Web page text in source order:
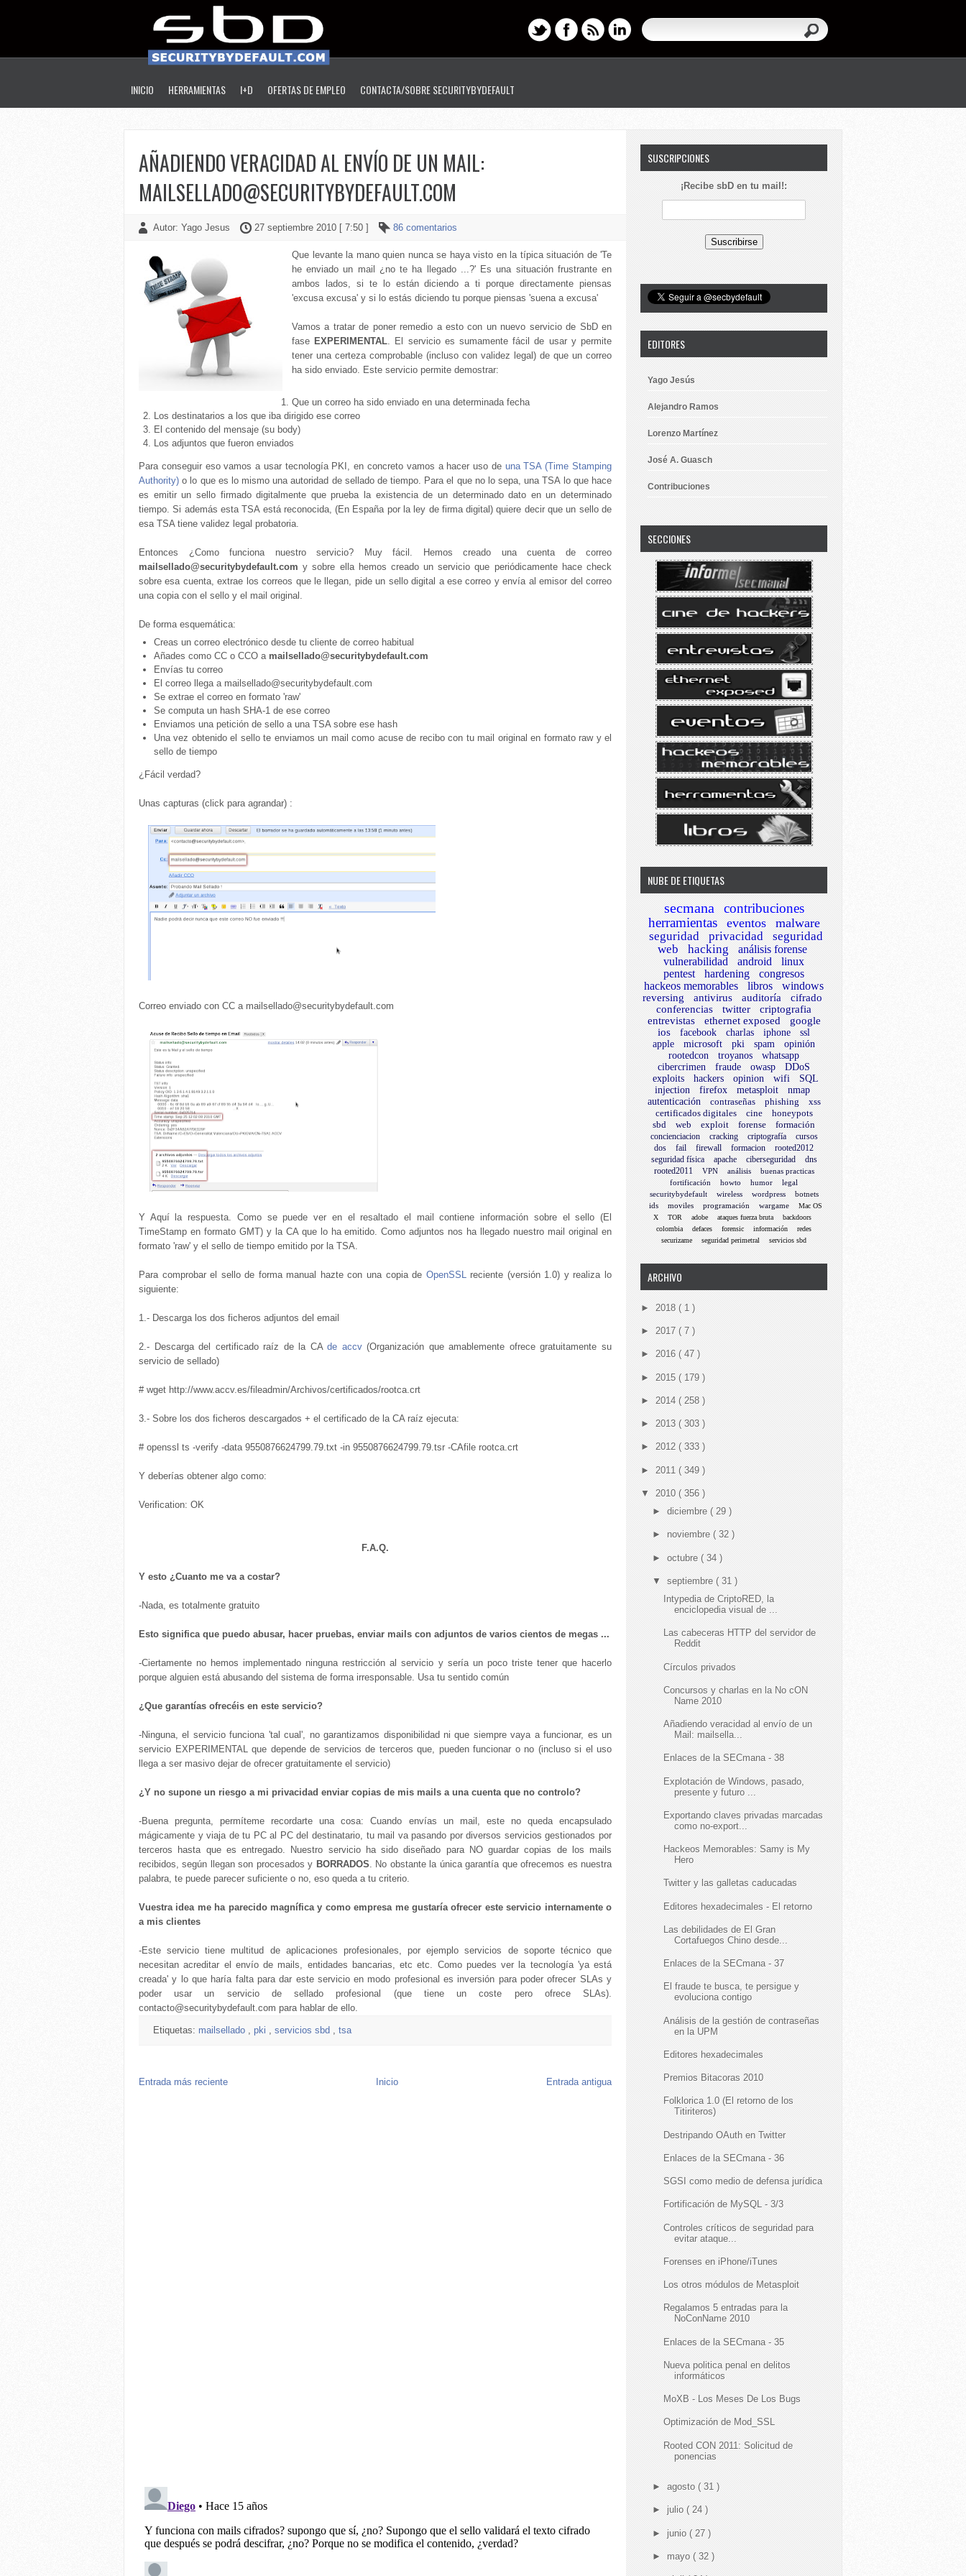
INICIO HERRAMIENTAS I+D OFERTAS DE EMPLEO CONTACTA/SOBRE SECURITYBYDEFAULT
AÑADIENDO VERACIDAD AL ENVÍO DE UN MAIL:
MAILSELLADO@SECURITYBYDEFAULT.COM
Autor: Yago Jesus 27 septiembre 2010 [ 7:50 ] 86 comentarios
Que levante la mano quien nunca se haya visto en la típica situación de 'Te
he enviado un mail ¿no te ha llegado ...?' Es una situación frustrante en
ambos lados, si te lo están diciendo a ti porque directamente piensas
'excusa excusa' y si lo estás diciendo tu porque piensas 'suena a excusa'
Vamos a tratar de poner remedio a esto con un nuevo servicio de SbD en
fase EXPERIMENTAL. El servicio es sumamente fácil de usar y permite
tener una certeza comprobable (incluso con validez legal) de que un correo
ha sido enviado. Este servicio permite demostrar:
Que un correo ha sido enviado en una determinada fecha
Los destinatarios a los que iba dirigido ese correo
El contenido del mensaje (su body)
Los adjuntos que fueron enviados
Para conseguir eso vamos a usar tecnología PKI, en concreto vamos a hacer uso de una TSA (Time Stamping
Authority) o lo que es lo mismo una autoridad de sellado de tiempo. Para el que no lo sepa, una TSA lo que hace
es emitir un sello firmado digitalmente que prueba la existencia de un determinado dato en un determinado
tiempo. Si además esta TSA está reconocida, (En España por la ley de firma digital) quiere decir que un sello de
esa TSA tiene validez legal probatoria.
Entonces ¿Como funciona nuestro servicio? Muy fácil. Hemos creado una cuenta de correo
mailsellado@securitybydefault.comy sobre ella hemos creado un servicio que periódicamente hace check
sobre esa cuenta, extrae los correos que le llegan, pide un sello digital a ese correo y envía al emisor del correo
una copia con el sello y el mail original.
De forma esquemática:
Creas un correo electrónico desde tu cliente de correo habitual
Añades como CC o CCO a mailsellado@securitybydefault.com
Envías tu correo
El correo llega a mailsellado@securitybydefault.com
Se extrae el correo en formato 'raw'
Se computa un hash SHA-1 de ese correo
Enviamos una petición de sello a una TSA sobre ese hash
Una vez obtenido el sello te enviamos un mail como acuse de recibo con tu mail original en formato raw y el
sello de tiempo
¿Fácil verdad?
Unas capturas (click para agrandar) :
Correo enviado con CC a mailsellado@securitybydefault.com
Y Aquí la respuesta. Como se puede ver en el resaltado el mail contiene información sobre el sello (El
TimeStamp en formato GMT) y la CA que lo ha emitido. Como adjuntos nos ha llegado nuestro mail original en
formato 'raw' y el sello de tiempo emitido por la TSA.
Para comprobar el sello de forma manual hazte con una copia de OpenSSLreciente (versión 1.0) y realiza lo
siguiente:
1.- Descarga los dos ficheros adjuntos del email
2.- Descarga del certificado raíz de la CAde accv(Organización que amablemente ofrece gratuitamente su
servicio de sellado)
# wget http://www.accv.es/fileadmin/Archivos/certificados/rootca.crt
3.- Sobre los dos ficheros descargados + el certificado de la CA raíz ejecuta:
# openssl ts -verify -data 9550876624799.79.txt -in 9550876624799.79.tsr -CAfile rootca.crt
Y deberías obtener algo como:
Verification: OK
F.A.Q.
Y esto ¿Cuanto me va a costar?
-Nada, es totalmente gratuito
Esto significa que puedo abusar, hacer pruebas, enviar mails con adjuntos de varios cientos de megas ...
-Ciertamente no hemos implementado ninguna restricción al servicio y sería un poco triste tener que hacerlo
porque alguien está abusando del sistema de forma irresponsable. Usa tu sentido común
¿Que garantías ofrecéis en este servicio?
-Ninguna, el servicio funciona 'tal cual', no garantizamos disponibilidad ni que siempre vaya a funcionar, es un
servicio EXPERIMENTAL que depende de servicios de terceros que, pueden funcionar o no (incluso si el uso
llega a ser masivo dejar de ofrecer gratuitamente el servicio)
¿Y no supone un riesgo a mi privacidad enviar copias de mis mails a una cuenta que no controlo?
-Buena pregunta, permíteme recordarte una cosa: Cuando envías un mail, este no queda encapsulado
mágicamente y viaja de tu PC al PC del destinatario, tu mail va pasando por diversos servicios gestionados por
terceros hasta que es entregado. Nuestro servicio ha sido diseñado para NO guardar copias de los mails
recibidos, según llegan son procesados y BORRADOS. No obstante la única garantía que ofrecemos es nuestra
palabra, te puede parecer suficiente o no, eso queda a tu criterio.
Vuestra idea me ha parecido magnífica y como empresa me gustaría ofrecer este servicio internamente o
a mis clientes
-Este servicio tiene multitud de aplicaciones profesionales, por ejemplo servicios de soporte técnico que
necesitan acreditar el envío de mails, entidades bancarias, etc etc. Como puedes ver la tecnología 'ya está
creada' y lo que haría falta para dar este servicio en modo profesional es inversión para poder ofrecer SLAs y
poder usar un servicio de sellado profesional (que tiene un coste pero ofrece SLAs).
contacto@securitybydefault.com para hablar de ello.
Etiquetas: mailsellado , pki , servicios sbd , tsa
Entrada más reciente Entrada antigua
Inicio
SUSCRIPCIONES
¡Recibe sbD en tu mail!:
EDITORES
Yago Jesús
Alejandro Ramos
Lorenzo Martínez
José A. Guasch
Contribuciones
SECCIONES
NUBE DE ETIQUETAS
secmana
contribuciones
herramientas
eventos malware
seguridad privacidad
seguridad
web
hacking
análisis forense
vulnerabilidad
android
linux
pentest
hardening
congresos
hackeos memorables
libros windows
reversing antivirus auditoría
cifrado
conferencias
twitter
criptografia
entrevistas
ethernet exposed
google
ios
facebook charlas iphone
ssl
apple
microsoft pki spam
opinión
rootedcon
troyanos
whatsapp
cibercrimen
fraude owasp
DDoS
exploits
hackers opinion wifi
SQL
injection
firefox metasploit
nmap
autenticación
contraseñas phishing
xss
certificados digitales
cine
honeypots
sbd
web exploit forense formación
concienciacion cracking criptografía
cursos
dos
fail firewall formacion
rooted2012
seguridad física
apache ciberseguridad
dns
rooted2011
VPN análisis
buenas practicas
fortificación
howto humor
legal
securitybydefault
wireless wordpress
botnets
ids
moviles programación wargame
Mac OS
X
TOR adobe ataques fuerza bruta
backdoors
colombia
defaces forensic información
redes
securizame
seguridad perimetral servicios sbd
ARCHIVO
► 2018 ( 1 )
► 2017 ( 7 )
► 2016 ( 47 )
► 2015 ( 179 )
► 2014 ( 258 )
► 2013 ( 303 )
► 2012 ( 333 )
► 2011 ( 349 )
▼ 2010 ( 356 )
► diciembre ( 29 )
► noviembre ( 32 )
► octubre ( 34 )
▼ septiembre ( 31 )
Intypedia de CriptoRED, la
enciclopedia visual de ...
Las cabeceras HTTP del servidor de
Reddit
Círculos privados
Concursos y charlas en la No cON
Name 2010
Añadiendo veracidad al envío de un
Mail: mailsella...
Enlaces de la SECmana - 38
Explotación de Windows, pasado,
presente y futuro ...
Exportando claves privadas marcadas
como no-export...
Hackeos Memorables: Samy is My
Hero
Twitter y las galletas caducadas
Editores hexadecimales - El retorno
Las debilidades de El Gran
Cortafuegos Chino desde...
Enlaces de la SECmana - 37
El fraude te busca, te persigue y
evoluciona contigo
Análisis de la gestión de contraseñas
en la UPM
Editores hexadecimales
Premios Bitacoras 2010
Folklorica 1.0 (El retorno de los
Titiriteros)
Destripando OAuth en Twitter
Enlaces de la SECmana - 36
SGSI como medio de defensa jurídica
Fortificación de MySQL - 3/3
Controles críticos de seguridad para
evitar ataque...
Forenses en iPhone/iTunes
Los otros módulos de Metasploit
Regalamos 5 entradas para la
NoConName 2010
Enlaces de la SECmana - 35
Nueva politica penal en delitos
informáticos
MoXB - Los Meses De Los Bugs
Optimización de Mod_SSL
Rooted CON 2011: Solicitud de
ponencias
► agosto ( 31 )
► julio ( 24 )
► junio ( 27 )
► mayo ( 32 )